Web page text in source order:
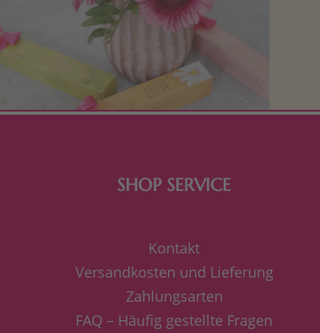
SHOP SERVICE
Kontakt
Versandkosten und Lieferung
Zahlungsarten
FAQ – Häufig gestellte Fragen